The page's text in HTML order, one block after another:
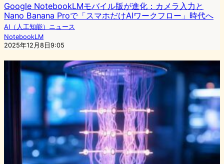
Google NotebookLMモバイル版が進化：カメラ入力と
Nano Banana Proで「スマホだけAIワークフロー」時代へ
AI（人工知能）ニュース
NotebookLM
2025年12月8日9:05